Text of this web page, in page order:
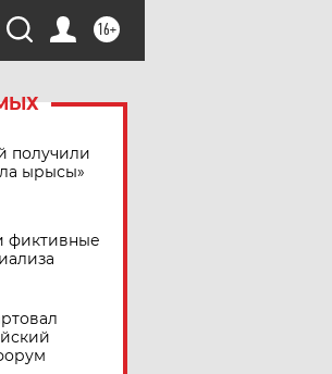
16+
получили
ырысы»
фиктивные